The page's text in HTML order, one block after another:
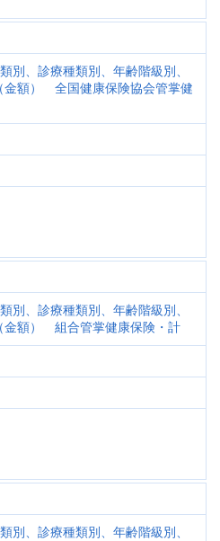
、診療種類別、年齢階級別、
金額） 全国健康保険協会管掌健
、診療種類別、年齢階級別、
金額） 組合管掌健康保険・計
、診療種類別、年齢階級別、